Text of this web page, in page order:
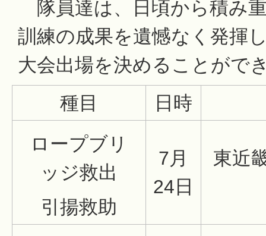
隊員達は、日頃から積み
訓練の成果を遺憾なく発揮
大会出場を決めることがで
種目
日時
ロープブリ
ッジ救出
引揚救助
7月
24日
東近